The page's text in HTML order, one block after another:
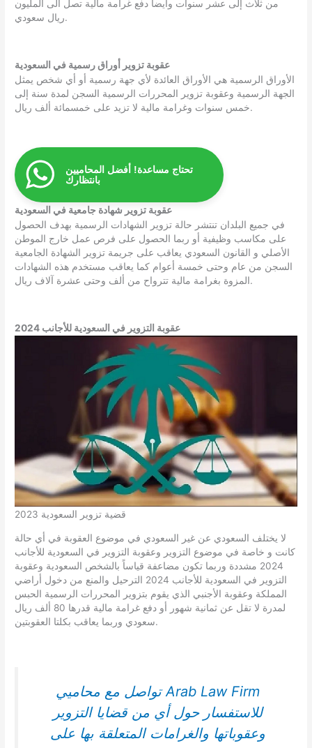
من ثلاث إلى عشر سنوات وأيضاً دفع غرامة مالية تصل الى المليون
ريال سعودي.
عقوبة تزوير أوراق رسمية في السعودية
الأوراق الرسمية هي الأوراق العائدة لأي جهة رسمية أو أي شخص يمثل
الجهة الرسمية وعقوبة تزوير المحررات الرسمية السجن لمدة سنة إلى
خمس سنوات وغرامة مالية لا تزيد على خمسمائة ألف ريال.
تحتاج مساعدة! أفضل المحاميين
بانتظارك
عقوبة تزوير شهادة جامعية في السعودية
في جميع البلدان تنتشر حالة تزوير الشهادات الرسمية بهدف الحصول
على مكاسب وظيفية أو ربما الحصول على فرص عمل خارج الموطن
الأصلي و القانون السعودي يعاقب على جريمة تزوير الشهادة الجامعية
السجن من عام وحتى خمسة أعوام كما يعاقب مستخدم هذه الشهادات
المزوة بغرامة مالية تترواح من ألف وحتى عشرة آلاف ريال.
عقوبة التزوير في السعودية للأجانب 2024
قضية تزوير السعودية 2023
لا يختلف السعودي عن غير السعودي في موضوع العقوبة في أي حالة
كانت و خاصة في موضوع التزوير وعقوبة التزوير في السعودية للأجانب
2024 مشددة وربما تكون مضاعفة قياساً بالشخص السعودية وعقوبة
التزوير في السعودية للأجانب 2024 الترحيل والمنع من دخول أراضي
المملكة وعقوبة الأجنبي الذي يقوم بتزوير المحررات الرسمية الحبس
لمدرة لا تقل عن ثمانية شهور أو دفع غرامة مالية قدرها 80 ألف ريال
سعودي وربما يعاقب بكلتا العقوبتين.
تواصل مع محاميي Arab Law Firm
للاستفسار حول أي من قضايا التزوير
وعقوباتها والغرامات المتعلقة بها على